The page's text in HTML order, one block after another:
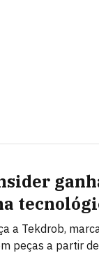
a Tekdrob,
peças a partir